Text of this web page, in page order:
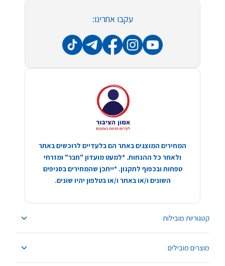
קטגוריות מובילות
מוצרים מובילים
עקבו אחרינו:
המחירים המוצגים באתר הם בלעדיים לרוכשים באתר
ולאחר כל ההנחות. *למעט מועדון "חבר" ומזרחי
טפחות ובכפוף לתקנון. *ייתכן שהמחירים בסניפים
השונים ו/או באתר ו/או בטלפון יהיו שונים.